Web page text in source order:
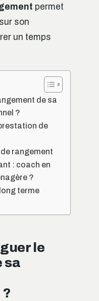
permet
son
un temps
de sa
?
de
rangement
: coach en
?
terme
le
sa